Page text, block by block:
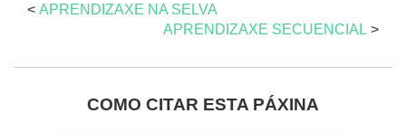
< APRENDIZAXE NA SELVA
APRENDIZAXE SECUENCIAL >
COMO CITAR ESTA PÁXINA